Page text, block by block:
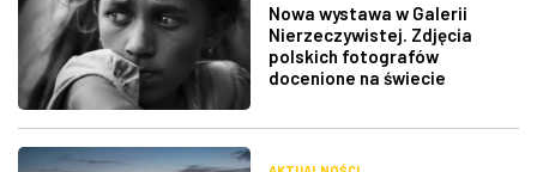
Nowa wystawa w Galerii
Nierzeczywistej. Zdjęcia
polskich fotografów
docenione na świecie